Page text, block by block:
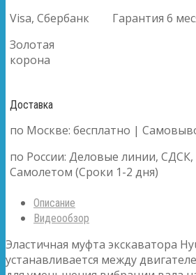
Visa, Сбербанк
Золотая
корона
Гарантия 6
Доставка
по Москве: бесплатно |
по России: Деловые линии,
Самолетом (Сроки 1-2 дня)
Описание
Видеообзор
Эластичная муфта экскаватора
устанавливается между